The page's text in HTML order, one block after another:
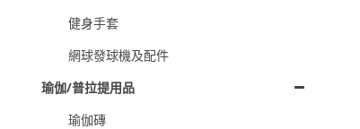
健身手套
網球發球機及配件
瑜伽/普拉提用品
瑜伽磚